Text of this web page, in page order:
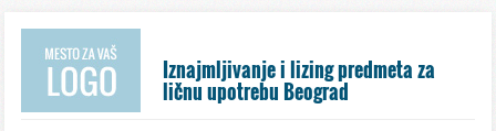
Iznajmljivanje i lizing predmeta za
ličnu upotrebu Beograd